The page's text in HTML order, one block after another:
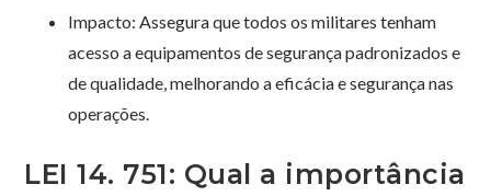
Impacto: Assegura que todos os militares tenham
acesso a equipamentos de segurança padronizados e
de qualidade, melhorando a eficácia e segurança nas
operações.
LEI 14. 751: Qual a importância